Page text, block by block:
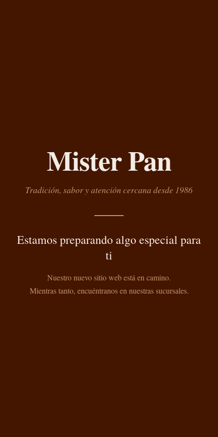
Mister Pan
Tradición, sabor y atención cercana desde 1986
Estamos preparando algo especial para
ti
Nuestro nuevo sitio web está en camino.
Mientras tanto, encuéntranos en nuestras sucursales.